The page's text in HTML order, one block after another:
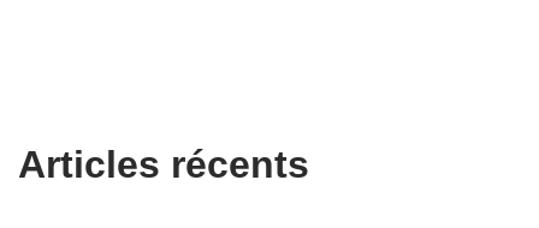
Articles récents